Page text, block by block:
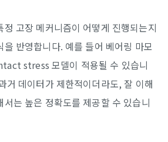
정 고장 메커니즘이 어떻게 진행되는지
을 반영합니다. 예를 들어 베어링 마모
stress 모델이 적용될 수 있습니
거 데이터가 제한적이더라도, 잘 이해
서는 높은 정확도를 제공할 수 있습니